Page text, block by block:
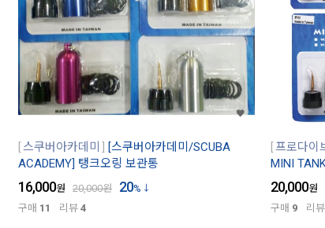
스쿠버아카데미
[스쿠버아카데미/SCUBA
ACADEMY] 탱크오링 보관통
16,000원 20,000원 20%
구매 11 리뷰 4
프로다이
MINI
20,000원
구매 9 리뷰